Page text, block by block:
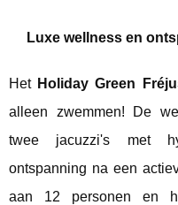
Luxe wellness en
Het Holiday Green
alleen zwemmen! De
twee jacuzzi's met
ontspanning na een
aan 12 personen en